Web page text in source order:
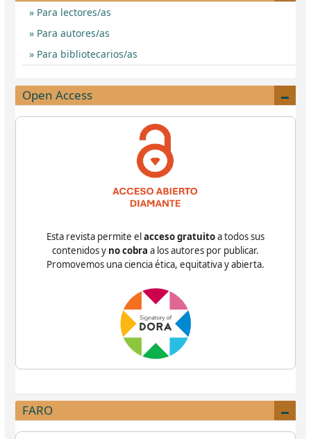
Para lectores/as
Para autores/as
Para bibliotecarios/as
Open Access
Esta revista permite elacceso gratuitoa todos sus
contenidos y no cobra a los autores por publicar.
Promovemos una ciencia ética, equitativa y abierta.
FARO